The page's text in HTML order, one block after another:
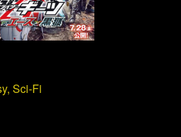
, Sci-Fi